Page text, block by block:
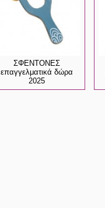
ΣΦΕΝΤΟΝΕΣ
επαγγελματικά δώρα
2025